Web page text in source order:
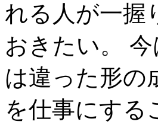
れる人が一握
おきたい。
は違った形の
を仕事にする